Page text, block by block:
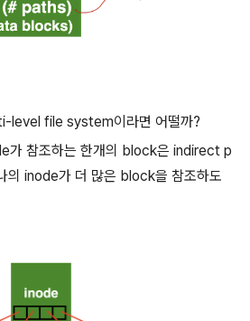
level file system이라면 어떨까?
가 참조하는 한개의 block은 indirect p
의 inode가 더 많은 block을 참조하도